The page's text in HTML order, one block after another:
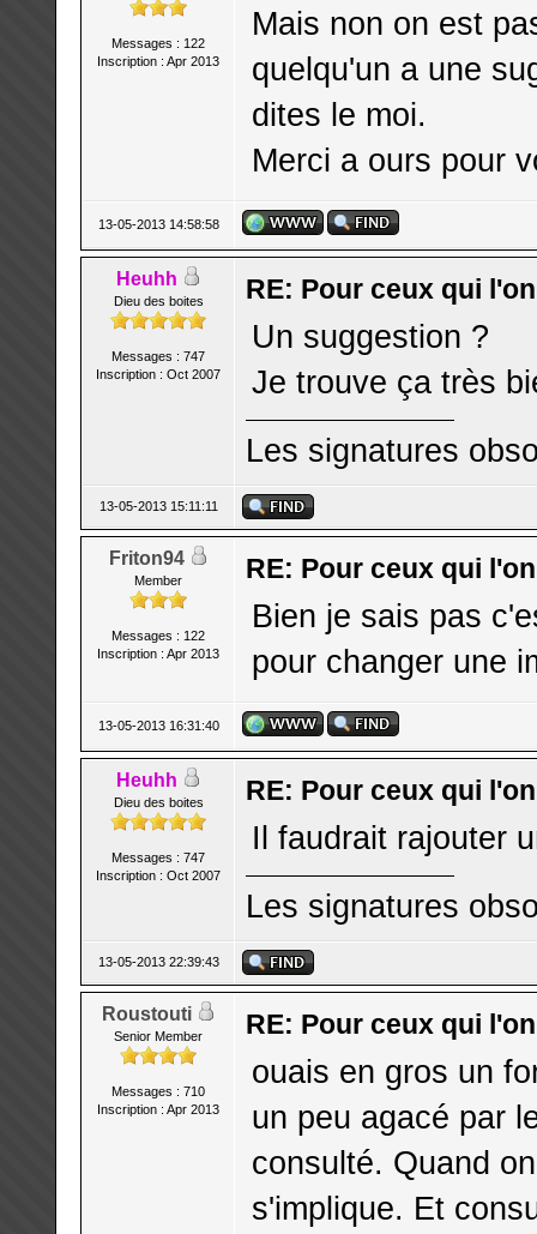
Messages : 122
Inscription : Apr 2013
Mais non on est
quelqu'un a une
dites le moi.
Merci a ours pour
13-05-2013 14:58:58
Heuhh
Dieu des boites
Messages : 747
Inscription : Oct 2007
RE: Pour ceux qui
Un suggestion ?
Je trouve ça très
Les signatures
13-05-2013 15:11:11
Friton94
Member
Messages : 122
Inscription : Apr 2013
RE: Pour ceux qui
Bien je sais pas
pour changer une
13-05-2013 16:31:40
Heuhh
Dieu des boites
Messages : 747
Inscription : Oct 2007
RE: Pour ceux qui
Il faudrait rajouter
Les signatures
13-05-2013 22:39:43
Roustouti
Senior Member
Messages : 710
Inscription : Apr 2013
RE: Pour ceux qui
ouais en gros un
un peu agacé par
consulté. Quand
s'implique. Et